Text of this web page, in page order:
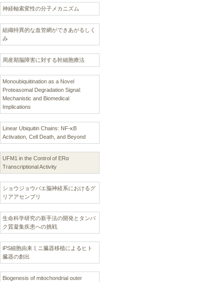
神経軸索変性の分子メカニズム
組織特異的な血管網ができあがるしく
み
周産期脳障害に対する幹細胞療法
Monoubiquitination as a Novel
Proteasomal Degradation Signal:
Mechanistic and Biomedical
Implications
Linear Ubiquitin Chains: NF-κB
Activation, Cell Death, and Beyond
UFM1 in the Control of ERα
Transcriptional Activity
ショウジョウバエ脳神経系におけるグ
リアアセンブリ
生命科学研究の新手法の開発とタンパ
ク質凝集疾患への挑戦
iPS細胞由来ミニ臓器移植によるヒト
臓器の創出
Biogenesis of mitochondrial outer